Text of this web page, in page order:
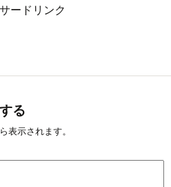
ードリンク
る
表示されます。